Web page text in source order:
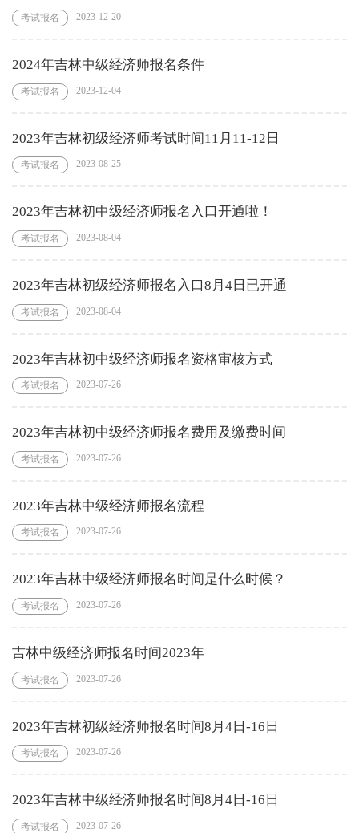
考试报名 2023-12-20
2024年吉林中级经济师报名条件
考试报名 2023-12-04
2023年吉林初级经济师考试时间11月11-12日
考试报名 2023-08-25
2023年吉林初中级经济师报名入口开通啦！
考试报名 2023-08-04
2023年吉林初级经济师报名入口8月4日已开通
考试报名 2023-08-04
2023年吉林初中级经济师报名资格审核方式
考试报名 2023-07-26
2023年吉林初中级经济师报名费用及缴费时间
考试报名 2023-07-26
2023年吉林中级经济师报名流程
考试报名 2023-07-26
2023年吉林中级经济师报名时间是什么时候？
考试报名 2023-07-26
吉林中级经济师报名时间2023年
考试报名 2023-07-26
2023年吉林初级经济师报名时间8月4日-16日
考试报名 2023-07-26
2023年吉林中级经济师报名时间8月4日-16日
考试报名 2023-07-26